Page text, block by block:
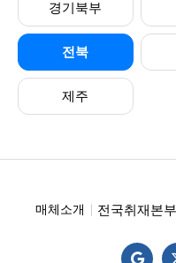
경기북부
전북
제주
매체소개 전국취재본부